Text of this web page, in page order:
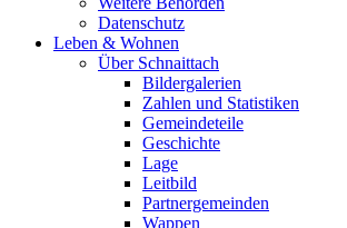
Datenschutz
Leben & Wohnen
Über Schnaittach
Bildergalerien
Zahlen und Statistiken
Gemeindeteile
Geschichte
Lage
Leitbild
Partnergemeinden
Wappen